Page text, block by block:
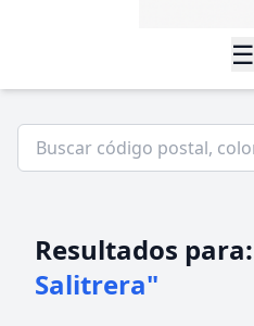
☰
Resultados para:
Salitrera"